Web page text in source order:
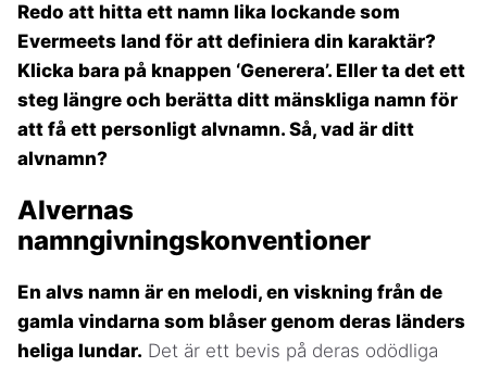
Redo att hitta ett namn lika lockande som
Evermeets land för att definiera din karaktär?
Klicka bara på knappen ‘Generera’. Eller ta det ett
steg längre och berätta ditt mänskliga namn för
att få ett personligt alvnamn. Så, vad är ditt
alvnamn?
Alvernas
namngivningskonventioner
En alvs namn är en melodi, en viskning från de
gamla vindarna som blåser genom deras länders
heliga lundar. Det är ett bevis på deras odödliga